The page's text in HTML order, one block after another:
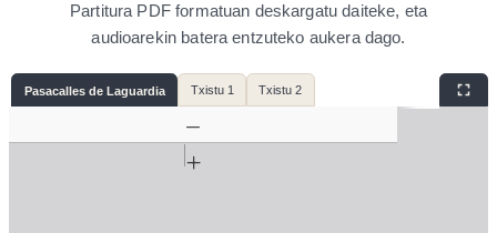
Partitura PDF formatuan deskargatu daiteke, eta
audioarekin batera entzuteko aukera dago.
Pasacalles de Laguardia Txistu 1 Txistu 2